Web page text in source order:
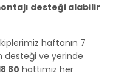
desteği alabilir
haftanın 7
ve yerinde
80 hattımız her